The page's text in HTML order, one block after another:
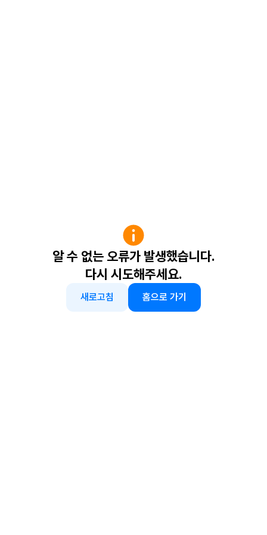
알 수 없는 오류가 발생했습니다.
다시 시도해주세요.
새로고침 홈으로 가기